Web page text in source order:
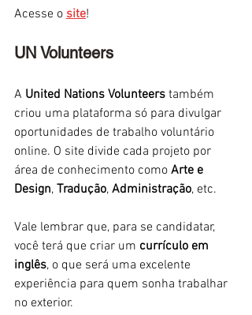
Acesse o site!
UN Volunteers
A United Nations Volunteers também
criou uma plataforma só para divulgar
oportunidades de trabalho voluntário
online. O site divide cada projeto por
área de conhecimento como Arte e
Design, Tradução, Administração, etc.
Vale lembrar que, para se candidatar,
você terá que criar um currículo em
inglês, o que será uma excelente
experiência para quem sonha trabalhar
no exterior.